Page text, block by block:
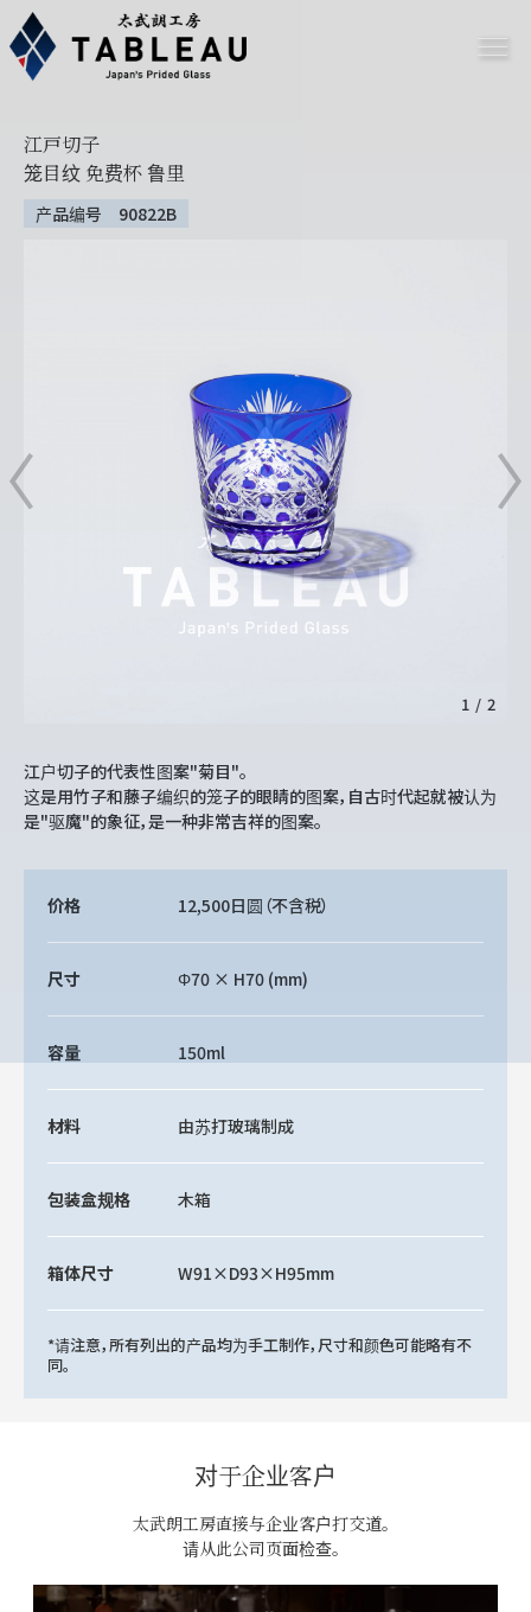
江戸切子
笼目纹 免费杯 鲁里
产品编号 90822B
1 / 2
江户切子的代表性图案"菊目"。
这是用竹子和藤子编织的笼子的眼睛的图案，自古时代起就被认为
是"驱魔"的象征，是一种非常吉祥的图案。
价格 12,500日圆 （不含税）
尺寸 Φ70 × H70 (mm)
容量 150ml
材料 由苏打玻璃制成
包装盒规格 木箱
箱体尺寸 W91×D93×H95mm
*请注意，所有列出的产品均为手工制作，尺寸和颜色可能略有不
同。
对于企业客户
太武朗工房直接与企业客户打交道。
请从此公司页面检查。